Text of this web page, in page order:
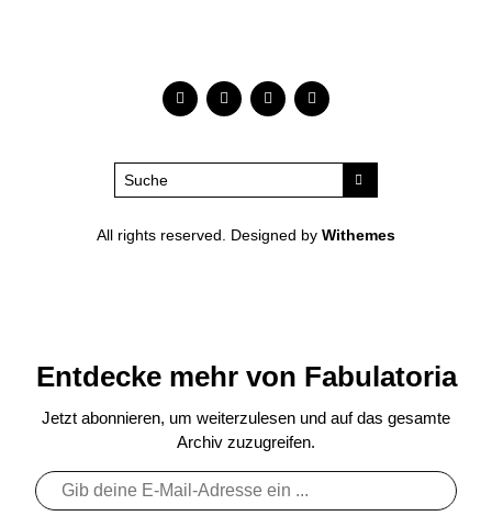
All rights reserved. Designed by Withemes
Entdecke mehr von Fabulatoria
Jetzt abonnieren, um weiterzulesen und auf das gesamte
Archiv zuzugreifen.
Gib
deine